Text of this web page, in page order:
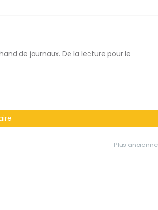
de journaux. De la lecture pour le
Plus ancienne